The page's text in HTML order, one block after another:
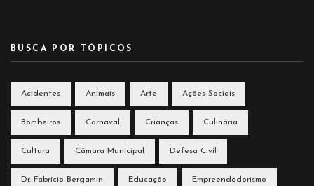
BUSCA POR TÓPICOS
Acidentes Animais Arte Ações Sociais
Bombeiros Carnaval Crianças Culinária
Cultura Câmara Municipal Defesa Civil
Dr. Fabrício Bergamin Educação Empreendedorismo